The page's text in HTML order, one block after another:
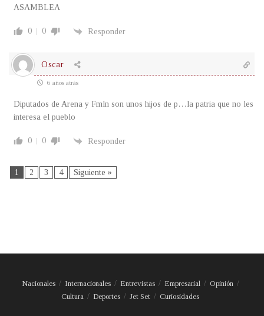
ASAMBLEA
0 0 Responder
Oscar
6 años atrás
Diputados de Arena y Fmln son unos hijos de p…la patria que no les
interesa el pueblo
0 0 Responder
1 2 3 4 Siguiente »
Nacionales Internacionales Entrevistas Empresarial
Opinión
Cultura
Deportes Jet Set Curiosidades